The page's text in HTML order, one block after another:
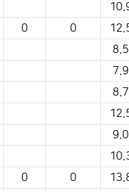
0 0
8.5
7.9
8.7
9.0
0 0